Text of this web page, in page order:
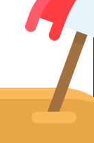
Platcom
mať